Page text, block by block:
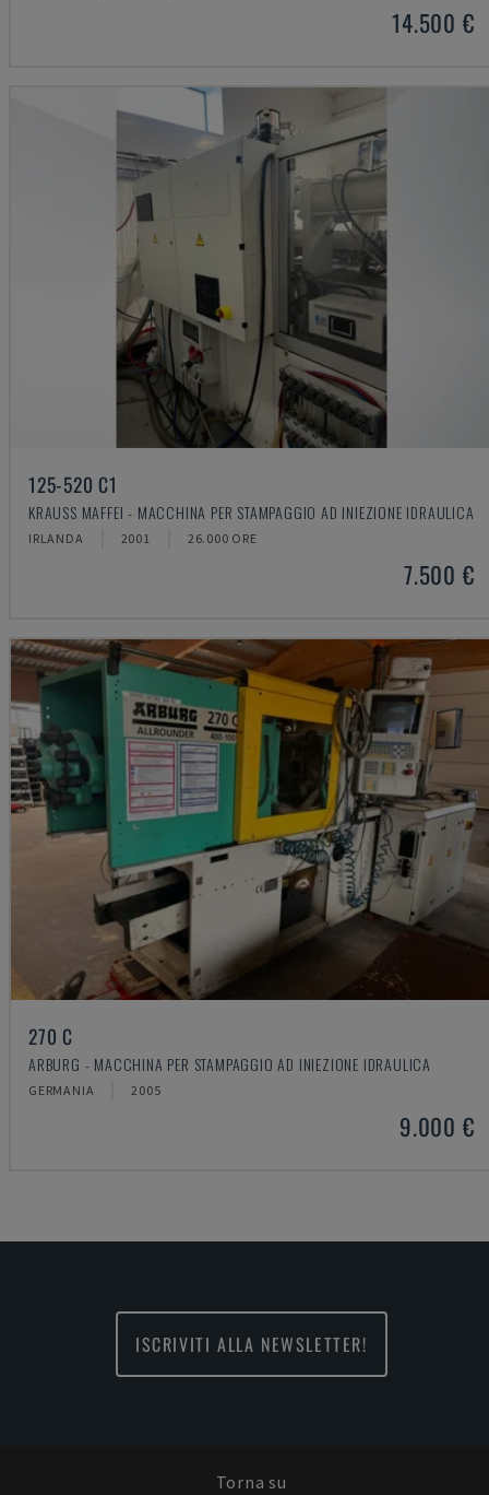
14.500 €
125-520 C1
KRAUSS MAFFEI - MACCHINA PER STAMPAGGIO AD INIEZIONE IDRAULICA
IRLANDA 2001 26.000 ORE
7.500 €
270 C
ARBURG - MACCHINA PER STAMPAGGIO AD INIEZIONE IDRAULICA
GERMANIA 2005
9.000 €
ISCRIVITI ALLA NEWSLETTER!
Torna su